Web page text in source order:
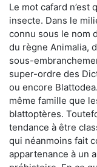
Le mot cafard n’est
insecte. Dans le
connu sous le nom
du règne Animalia,
sous-
super-ordre des
ou encore
même famille que
blattoptères.
tendance à être
qui néanmoins fait
appartenance à un